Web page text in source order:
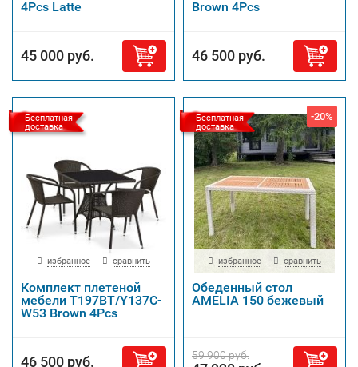
4Pcs Latte
45 000 руб.
Brown 4Pcs
46 500 руб.
Бесплатная
доставка
избранное сравнить
Комплект плетеной
мебели T197BT/Y137C-
W53 Brown 4Pcs
46 500 руб.
Бесплатная
доставка
-20%
избранное сравнить
Обеденный стол
AMELIA 150 бежевый
59 900 руб.